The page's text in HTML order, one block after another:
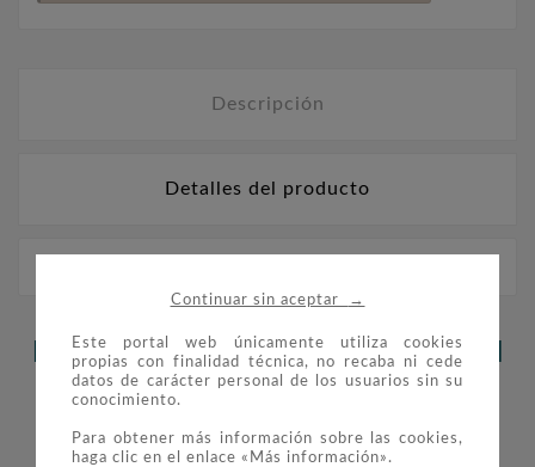
Continuar sin aceptar →
Este portal web únicamente utiliza cookies
propias con finalidad técnica, no recaba ni cede
datos de carácter personal de los usuarios sin su
conocimiento.
Para obtener más información sobre las cookies,
haga clic en el enlace «Más información».
Descripción
Detalles del producto
LOS CLIENTES QUE ADQUIRIERON
ESTE PRODUCTO TAMBIÉN
COMPRARON: